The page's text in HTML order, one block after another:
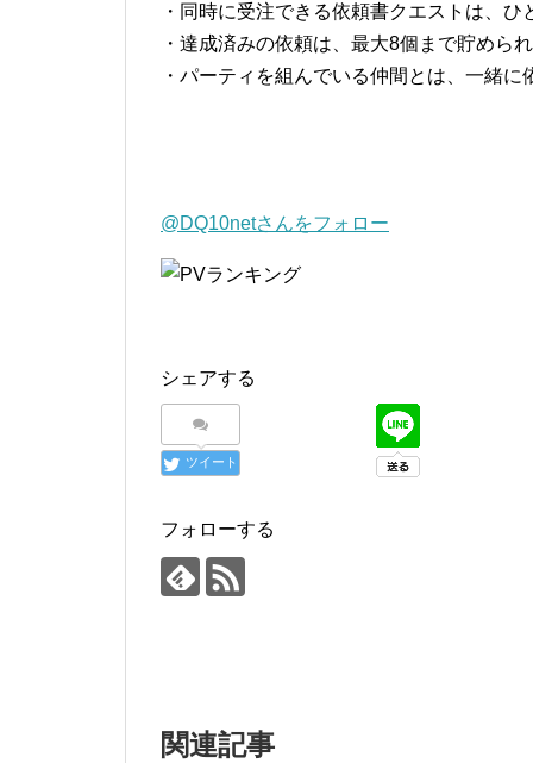
・同時に受注できる依頼書クエストは、ひ
・達成済みの依頼は、最大8個まで貯めら
・パーティを組んでいる仲間とは、一緒
@DQ10netさんをフォロー
シェアする
ツイート
フォローする
関連記事